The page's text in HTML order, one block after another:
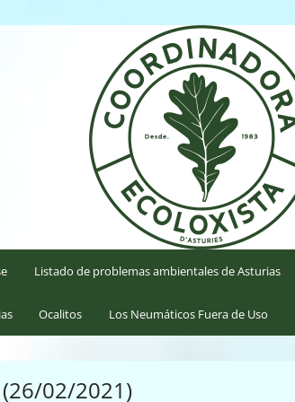
Listado de problemas ambientales de Asturias
Ocalitos Los Neumáticos Fuera de Uso
02/2021)